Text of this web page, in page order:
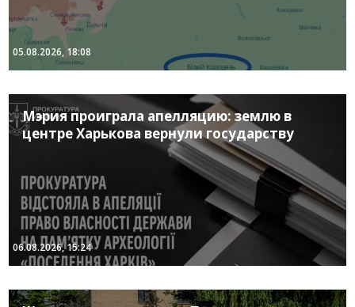
05.08.2026, 18:08
Мэрия проиграла апелляцию: землю в
центре Харькова вернули государству
06.08.2026, 15:24